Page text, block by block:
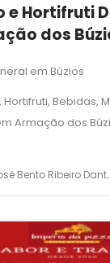
e Hortifruti
dos
em Búzios
Bebidas,
Armação dos
2950 - Manguinhos- Armação dos Búzios - RJ